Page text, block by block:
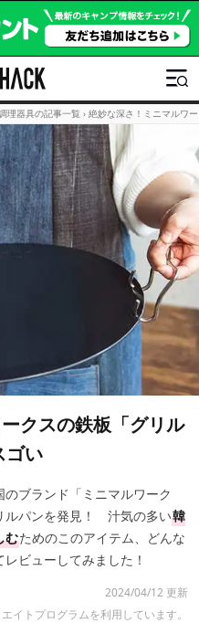
理器具の記事一覧 › 絶妙な深さ！ミニマルワ
クスの鉄板「グリル
ゴい
ブランド「ミニマルワーク
ルパンを発見！ 汁気の多い韓
むためのこのアイテム、どんな
ビューしてみました！
2024/04/12 更新
イトプログラムを利用しています。